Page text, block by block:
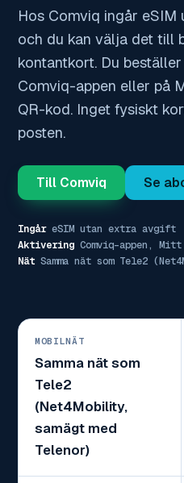
Hos Comviq ingår eSIM
och du kan välja det till
kontantkort. Du
Comviq-appen eller på
QR-kod. Inget fysiskt
posten.
Till Comviq Se
IngåreSIM utan extra avgift
Aktivering Comviq-appen,
Nät Samma nät som Tele2
MOBILNÄT
Samma nät som
Tele2
(Net4Mobility,
samägt med
Telenor)